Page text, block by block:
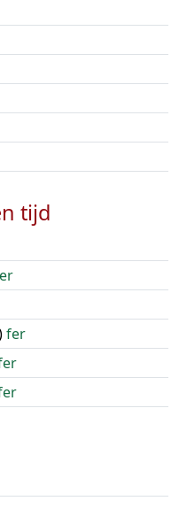
tijd
fer